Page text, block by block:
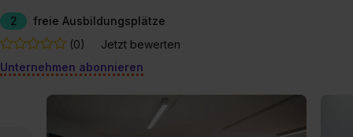
2
freie Ausbildungsplätze
(0)
Jetzt bewerten
Unternehmen abonnieren